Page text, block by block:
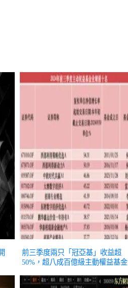
前三季度兩只「冠亞基」收益超
50%，超八成百億級主動權益基金